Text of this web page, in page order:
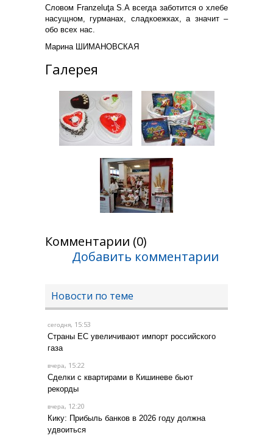
Словом Franzeluţa S.A всегда заботится о хлебе
насущном, гурманах, сладкоежках, а значит –
обо всех нас.
Марина ШИМАНОВСКАЯ
Галерея
Комментарии (0)
Добавить комментарии
Новости по теме
сегодня, 15:53
Страны ЕС увеличивают импорт российского
газа
вчера, 15:22
Сделки с квартирами в Кишиневе бьют
рекорды
вчера, 12:20
Кику: Прибыль банков в 2026 году должна
удвоиться